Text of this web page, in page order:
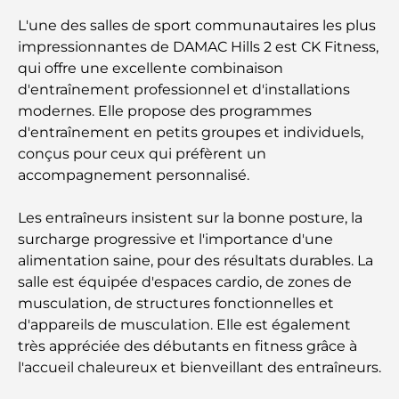
Les montres Rolex les plus chères jamais vendues
Crèches à Dubai Hills : Guide pour les parents
A Brief Guide to Buying Property in Dubai (2025-
26)
Les meilleurs cafés du centre-ville de Dubaï : le
guide complet des amateurs de café
Les Mercedes les plus chères jamais créées
Déménager à Dubaï depuis l'Australie : Guide
complet du déménagement
L'une des salles de sport communautaires les plus
impressionnantes de DAMAC Hills 2 est CK Fitness,
qui offre une excellente combinaison
d'entraînement professionnel et d'installations
modernes. Elle propose des programmes
d'entraînement en petits groupes et individuels,
conçus pour ceux qui préfèrent un
accompagnement personnalisé.
Les entraîneurs insistent sur la bonne posture, la
surcharge progressive et l'importance d'une
alimentation saine, pour des résultats durables. La
salle est équipée d'espaces cardio, de zones de
musculation, de structures fonctionnelles et
d'appareils de musculation. Elle est également
très appréciée des débutants en fitness grâce à
l'accueil chaleureux et bienveillant des entraîneurs.